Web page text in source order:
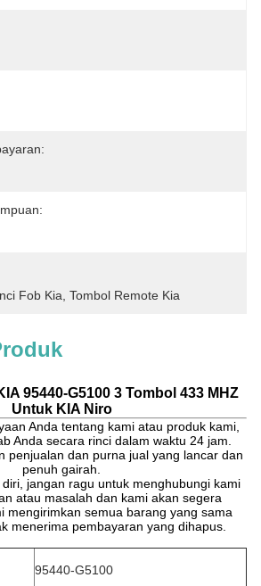
Fob Kia Tombol Remote Kia
95440-G5100 3 Tombol 433 MHZ
Untuk KIA Niro
Anda tentang kami atau produk kami,
Anda secara rinci dalam waktu 24 jam.
penjualan dan purna jual yang lancar dan
penuh gairah.
jangan ragu untuk menghubungi kami
atau masalah dan kami akan segera
mengirimkan semua barang yang sama
menerima pembayaran yang dihapus.
95440-G5100